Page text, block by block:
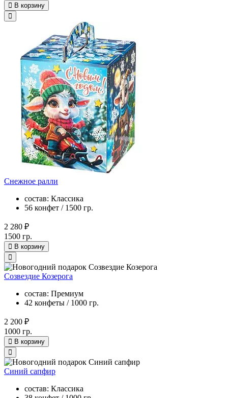
В корзину
Снежное ралли
состав: Классика
56 конфет / 1500 гр.
2 280 ₽
1500 гр.
В корзину
Созвездие Козерога
состав: Премиум
42 конфеты / 1000 гр.
2 200 ₽
1000 гр.
В корзину
Синий сапфир
состав: Классика